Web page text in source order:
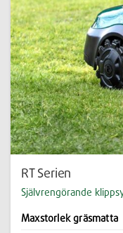
RT Serien
Självrengörande
Maxstorlek gräsmatta